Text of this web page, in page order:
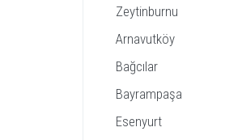
Zeytinburnu
Arnavutköy
Bağcılar
Bayrampaşa
Esenyurt